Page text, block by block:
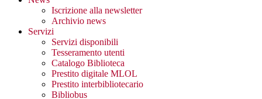
Iscrizione alla newsletter
Archivio news
Servizi
Servizi disponibili
Tesseramento utenti
Catalogo Biblioteca
Prestito digitale MLOL
Prestito interbibliotecario
Bibliobus